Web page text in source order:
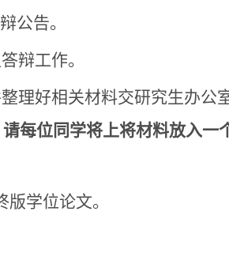
公告。
辩工作。
理好相关材料交研究生办公
请每位同学将上将材料放入一
学位论文。